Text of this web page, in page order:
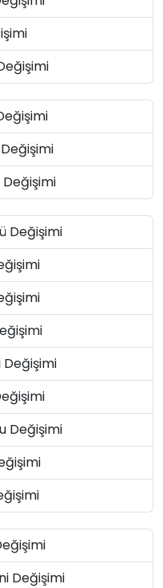
Değişimi
Değişimi
Değişimi
Değişimi